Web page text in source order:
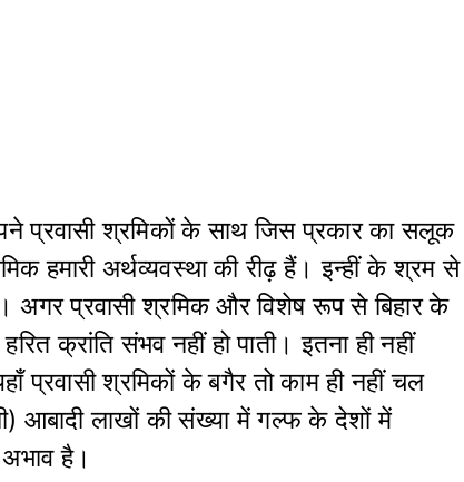
प्रवासी श्रमिकों के साथ जिस प्रकार का सलूक
हमारी अर्थव्यवस्था की रीढ़ हैं। इन्हीं के श्रम से
अगर प्रवासी श्रमिक और विशेष रूप से बिहार के
क्रांति संभव नहीं हो पाती। इतना ही नहीं
प्रवासी श्रमिकों के बगैर तो काम ही नहीं चल
आबादी लाखों की संख्या में गल्फ के देशों में
है।